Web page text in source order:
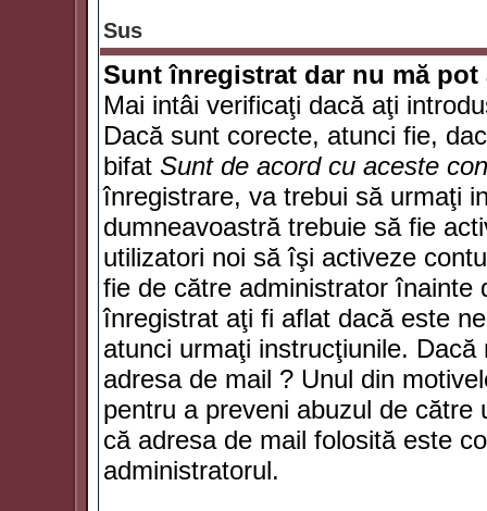
Sus
Sunt înregistrat dar nu mă
Mai intâi verificaţi dacă aţi
Dacă sunt corecte, atunci fie,
bifat Sunt de acord cu aceste
înregistrare, va trebui să urmaţi
dumneavoastră trebuie să fie
utilizatori noi să îşi activeze
fie de către administrator înainte
înregistrat aţi fi aflat dacă este
atunci urmaţi instrucţiunile.
adresa de mail ? Unul din
pentru a preveni abuzul de către
că adresa de mail folosită este
administratorul.